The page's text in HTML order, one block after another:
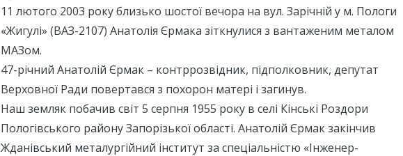
11 лютого 2003 року близько шостої вечора на вул. Зарічній у м. Пологи
«Жигулі» (ВАЗ-2107) Анатолія Єрмака зіткнулися з вантаженим металом
МАЗом.
47-річний Анатолій Єрмак – контррозвідник, підполковник, депутат
Верховної Ради повертався з похорон матері і загинув.
Наш земляк побачив світ 5 серпня 1955 року в селі Кінські Роздори
Пологівського району Запорізької області. Анатолій Єрмак закінчив
Жданівський металургійний інститут за спеціальністю «Інженер-